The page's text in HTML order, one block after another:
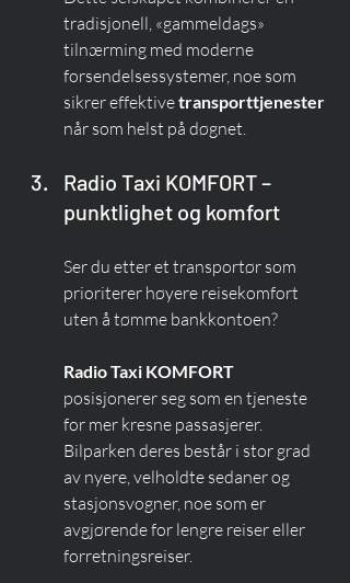
tradisjonell, «gammeldags»
tilnærming med moderne
forsendelsessystemer, noe som
sikrer effektive transporttjenester
når som helst på døgnet.
Radio Taxi KOMFORT –
punktlighet og komfort
Ser du etter et transportør som
prioriterer høyere reisekomfort
uten å tømme bankkontoen?
Radio Taxi KOMFORT
posisjonerer seg som en tjeneste
for mer kresne passasjerer.
Bilparken deres består i stor grad
av nyere, velholdte sedaner og
stasjonsvogner, noe som er
avgjørende for lengre reiser eller
forretningsreiser.